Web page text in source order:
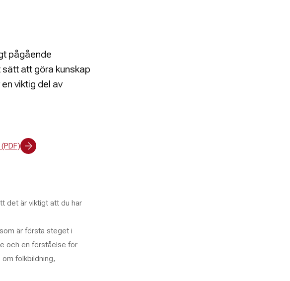
pågående
att göra kunskap
viktig del av
det är viktigt att du har
är första steget i
och en förståelse för
om folkbildning,